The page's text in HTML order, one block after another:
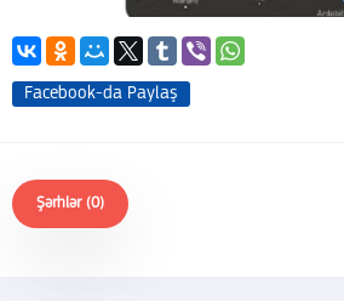
Facebook-da Paylaş
Şərhlər (0)